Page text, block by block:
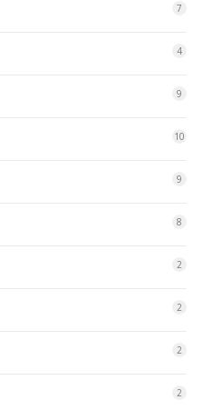
7
4
9
10
9
8
2
2
2
2